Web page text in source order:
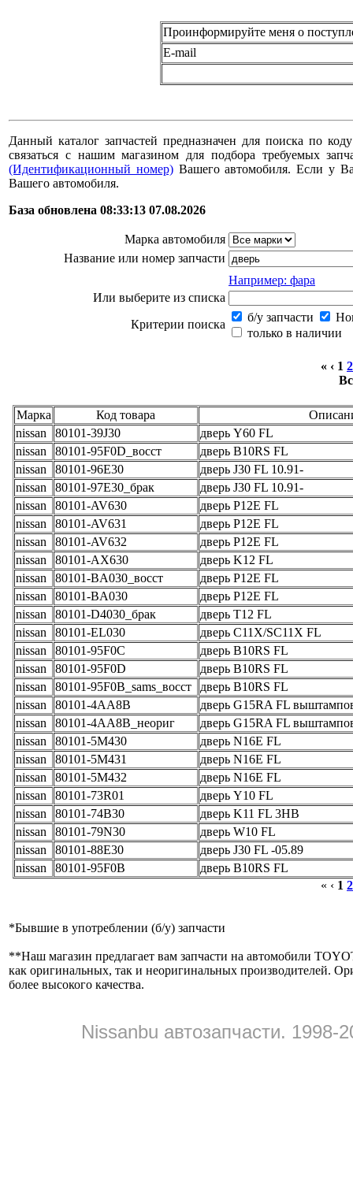
Проинформируйте меня о
E-mail
Данный каталог запчастей предназначен для поиска по
связаться с нашим магазином для подбора требуемых
(Идентификационный номер)Вашего автомобиля. Если у
Вашего автомобиля.
База обновлена 08:33:13 07.08.2026
Марка автомобиля
Название или номер запчасти
Например: фара
Или выберите из списка
Критерии поиска
б/у запчасти
только в наличии
« ‹ 1 2
Марка Код товара
nissan
80101-39J30
дверь Y60 FL
nissan
80101-95F0D_восст
дверь B10RS FL
nissan
80101-96E30
дверь J30 FL 10.91-
nissan
80101-97E30_брак
дверь J30 FL 10.91-
nissan
80101-AV630
дверь P12E FL
nissan
80101-AV631
дверь P12E FL
nissan
80101-AV632
дверь P12E FL
nissan
80101-AX630
дверь K12 FL
nissan
80101-BA030_восст
дверь P12E FL
nissan
80101-BA030
дверь P12E FL
nissan
80101-D4030_брак
дверь T12 FL
nissan
80101-EL030
дверь C11X/SC11X FL
nissan
80101-95F0C
дверь B10RS FL
nissan
80101-95F0D
дверь B10RS FL
nissan
80101-95F0B_sams_восст
дверь B10RS FL
nissan
80101-4AA8B
дверь G15RA FL
nissan
80101-4AA8B_неориг
дверь G15RA FL
nissan
80101-5M430
дверь N16E FL
nissan
80101-5M431
дверь N16E FL
nissan
80101-5M432
дверь N16E FL
nissan
80101-73R01
дверь Y10 FL
nissan
80101-74B30
дверь K11 FL 3HB
nissan
80101-79N30
дверь W10 FL
nissan
80101-88E30
дверь J30 FL -05.89
nissan
80101-95F0B
дверь B10RS FL
« ‹ 1 2
*Бывшие в употреблении (б/y) запчасти
**Наш магазин предлагает вам запчасти на автомобили
как оригинальных, так и неоригинальных производителей.
более высокого качества.
Nissanbu автозапчасти. 1998-